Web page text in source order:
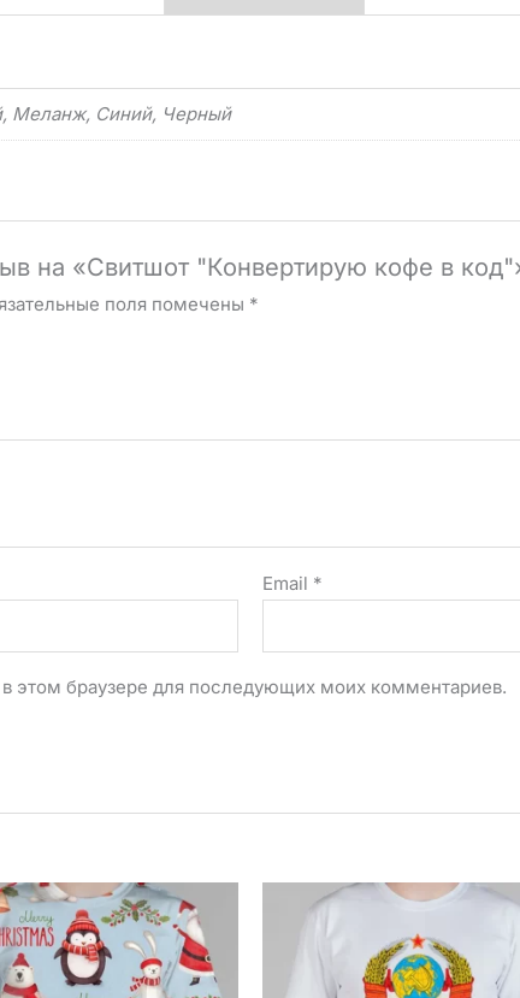
Меланж, Синий, Черный
на «Свитшот "Конвертирую кофе в
поля помечены *
Email *
этом браузере для последующих моих комментариев.